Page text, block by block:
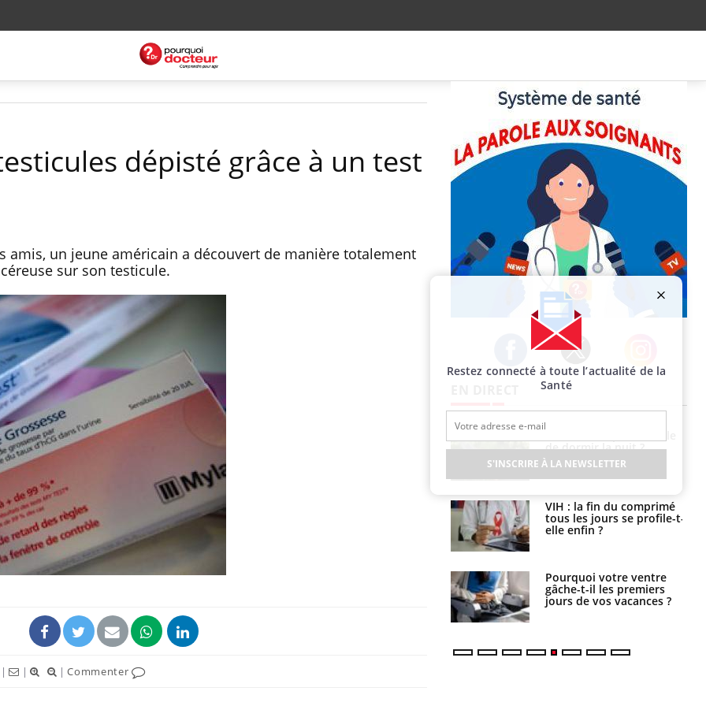
dépisté grâce à un test
amis, un jeune américain a découvert de manière totalement
sur son testicule.
| | |Commenter
Facebook Twitter Instagram
Comment oublier les
écrans en vacances ?
Toujours connectés :
comment le travail
empiète de plus en plus
sur nos soirées
Cancer colorectal : une
basque
de dormir la nuit ?
VIH : la fin du comprimé
tous les jours se profile-t-
elle enfin ?
Pourquoi votre ventre
gâche-t-il les premiers
jours de vos vacances ?
Restez connecté à toute l’actualité de la
Santé
S'INSCRIRE À LA NEWSLETTER